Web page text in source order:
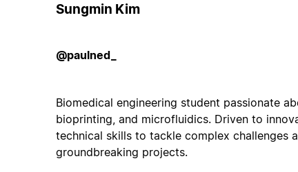
Sungmin Kim
@paulned_
Biomedical engineering student passionate
bioprinting, and microfluidics. Driven to
technical skills to tackle complex challenges
groundbreaking projects.